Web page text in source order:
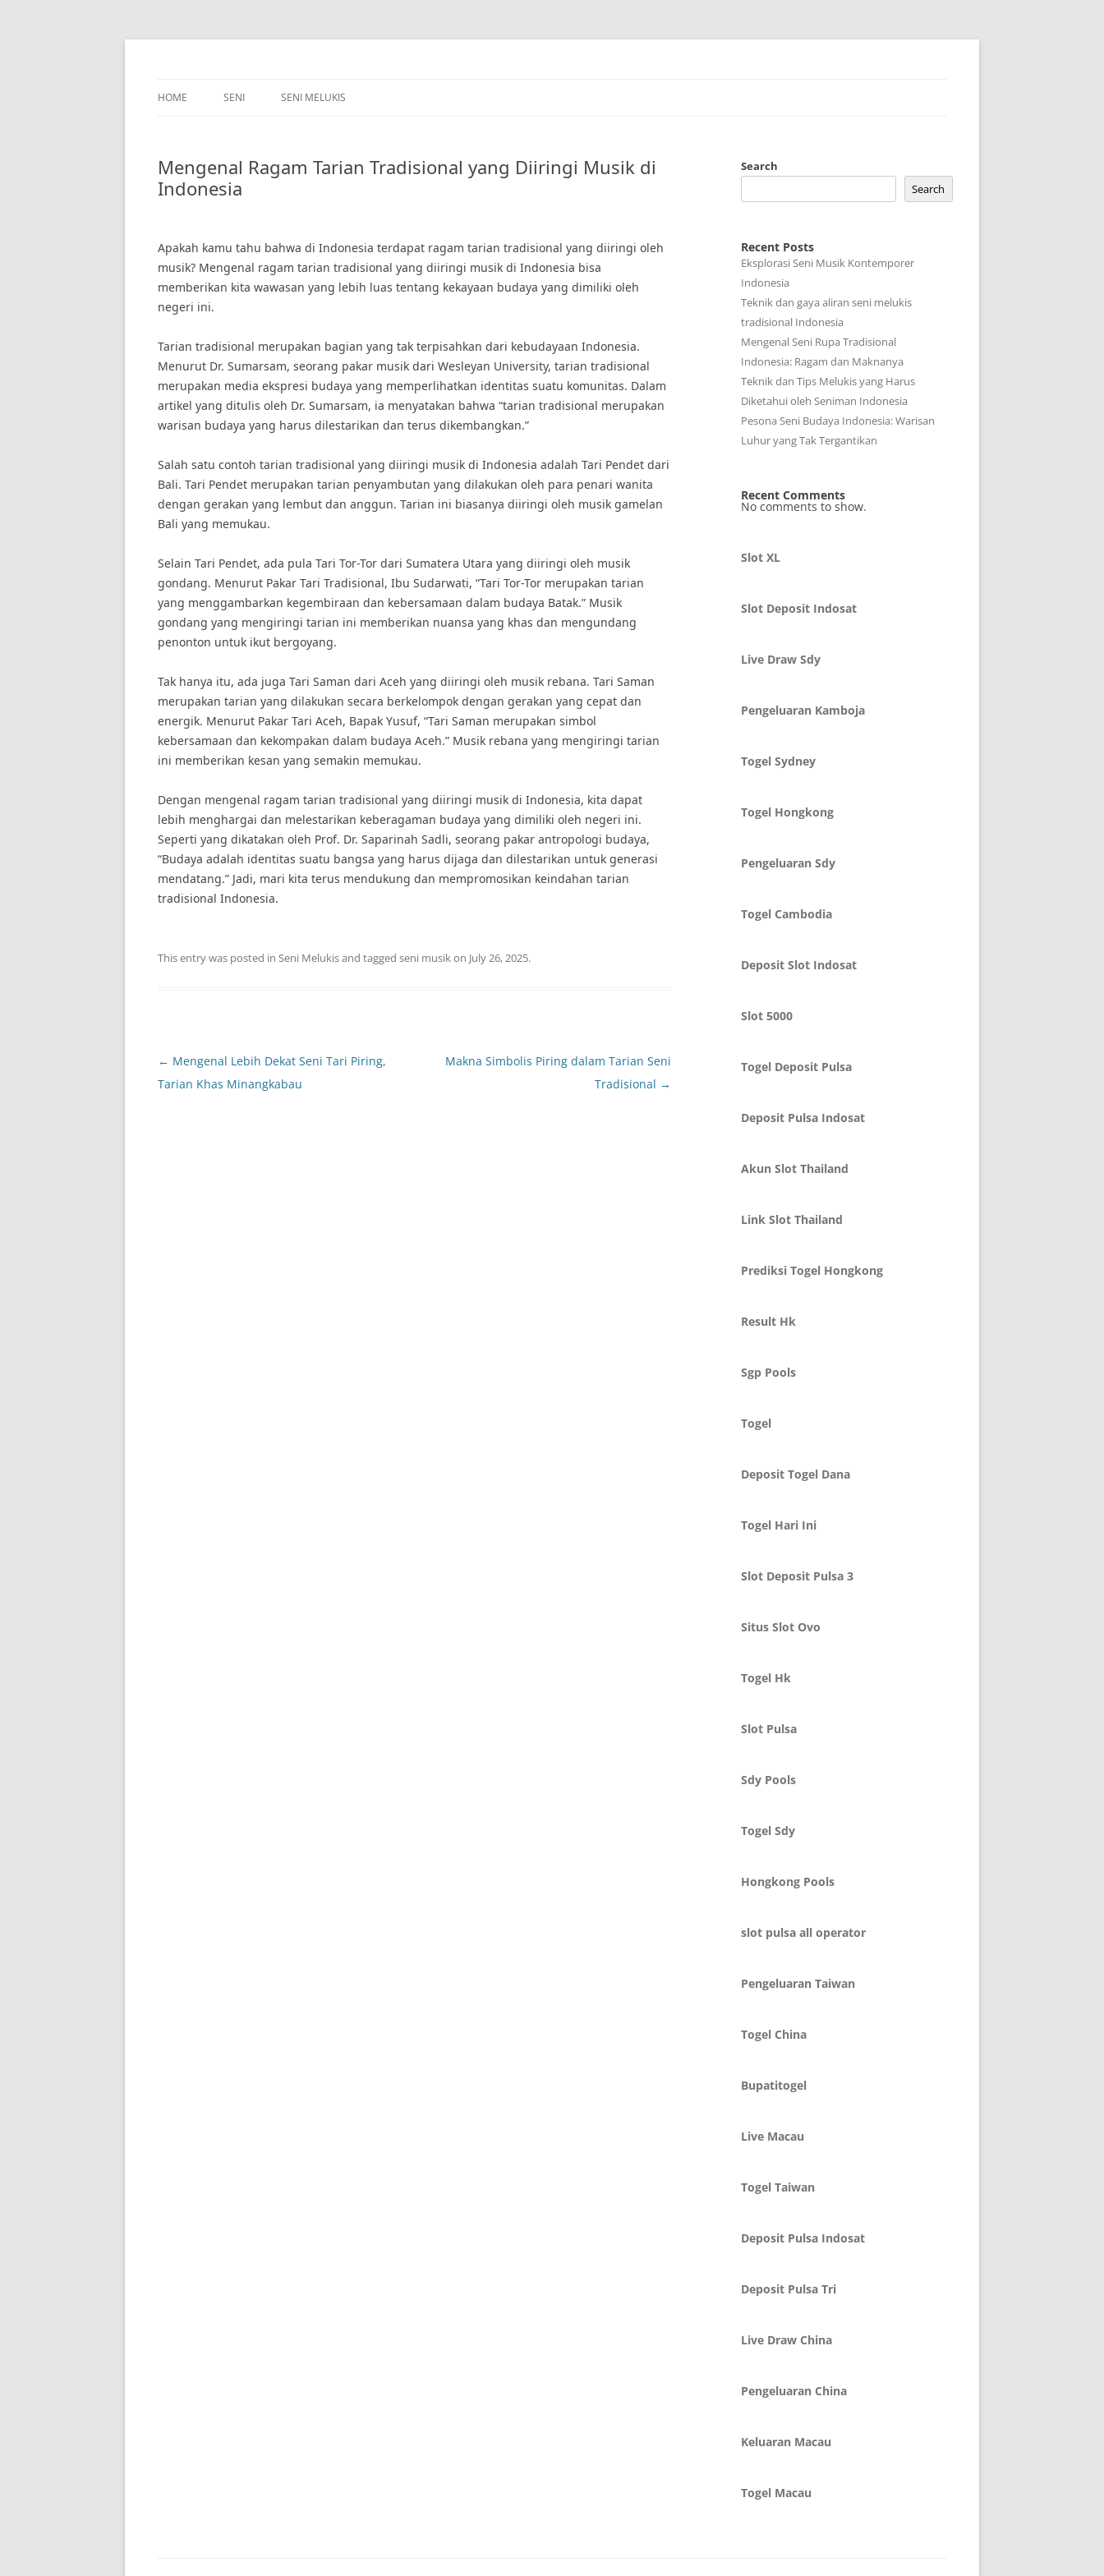
Skip
HOME SENI SENI MELUKIS
Mengenal Ragam Tarian Tradisional yang Diiringi Musik di
Indonesia
Apakah kamu tahu bahwa di Indonesia terdapat ragam tarian tradisional yang diiringi oleh
musik? Mengenal ragam tarian tradisional yang diiringi musik di Indonesia bisa
memberikan kita wawasan yang lebih luas tentang kekayaan budaya yang dimiliki oleh
negeri ini.
Tarian tradisional merupakan bagian yang tak terpisahkan dari kebudayaan Indonesia.
Menurut Dr. Sumarsam, seorang pakar musik dari Wesleyan University, tarian tradisional
merupakan media ekspresi budaya yang memperlihatkan identitas suatu komunitas. Dalam
artikel yang ditulis oleh Dr. Sumarsam, ia menyatakan bahwa “tarian tradisional merupakan
warisan budaya yang harus dilestarikan dan terus dikembangkan.”
Salah satu contoh tarian tradisional yang diiringi musik di Indonesia adalah Tari Pendet dari
Bali. Tari Pendet merupakan tarian penyambutan yang dilakukan oleh para penari wanita
dengan gerakan yang lembut dan anggun. Tarian ini biasanya diiringi oleh musik gamelan
Bali yang memukau.
Selain Tari Pendet, ada pula Tari Tor-Tor dari Sumatera Utara yang diiringi oleh musik
gondang. Menurut Pakar Tari Tradisional, Ibu Sudarwati, “Tari Tor-Tor merupakan tarian
yang menggambarkan kegembiraan dan kebersamaan dalam budaya Batak.” Musik
gondang yang mengiringi tarian ini memberikan nuansa yang khas dan mengundang
penonton untuk ikut bergoyang.
Tak hanya itu, ada juga Tari Saman dari Aceh yang diiringi oleh musik rebana. Tari Saman
merupakan tarian yang dilakukan secara berkelompok dengan gerakan yang cepat dan
energik. Menurut Pakar Tari Aceh, Bapak Yusuf, “Tari Saman merupakan simbol
kebersamaan dan kekompakan dalam budaya Aceh.” Musik rebana yang mengiringi tarian
ini memberikan kesan yang semakin memukau.
Dengan mengenal ragam tarian tradisional yang diiringi musik di Indonesia, kita dapat
lebih menghargai dan melestarikan keberagaman budaya yang dimiliki oleh negeri ini.
Seperti yang dikatakan oleh Prof. Dr. Saparinah Sadli, seorang pakar antropologi budaya,
“Budaya adalah identitas suatu bangsa yang harus dijaga dan dilestarikan untuk generasi
mendatang.” Jadi, mari kita terus mendukung dan mempromosikan keindahan tarian
tradisional Indonesia.
This entry was posted in Seni Melukisand tagged seni musikon July 26, 2025.
Post
navigation
← Mengenal Lebih Dekat Seni Tari Piring,
Tarian Khas Minangkabau
Makna Simbolis Piring dalam Tarian Seni
Tradisional →
Search
Search
Recent Posts
Eksplorasi Seni Musik Kontemporer
Indonesia
Teknik dan gaya aliran seni melukis
tradisional Indonesia
Mengenal Seni Rupa Tradisional
Indonesia: Ragam dan Maknanya
Teknik dan Tips Melukis yang Harus
Diketahui oleh Seniman Indonesia
Pesona Seni Budaya Indonesia: Warisan
Luhur yang Tak Tergantikan
Recent Comments
No comments to show.
Slot XL
Slot Deposit Indosat
Live Draw Sdy
Pengeluaran Kamboja
Togel Sydney
Togel Hongkong
Pengeluaran Sdy
Togel Cambodia
Deposit Slot Indosat
Slot 5000
Togel Deposit Pulsa
Deposit Pulsa Indosat
Akun Slot Thailand
Link Slot Thailand
Prediksi Togel Hongkong
Result Hk
Sgp Pools
Togel
Deposit Togel Dana
Togel Hari Ini
Slot Deposit Pulsa 3
Situs Slot Ovo
Togel Hk
Slot Pulsa
Sdy Pools
Togel Sdy
Hongkong Pools
slot pulsa all operator
Pengeluaran Taiwan
Togel China
Bupatitogel
Live Macau
Togel Taiwan
Deposit Pulsa Indosat
Deposit Pulsa Tri
Live Draw China
Pengeluaran China
Keluaran Macau
Togel Macau